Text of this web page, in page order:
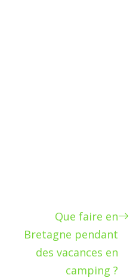
Que faire en
Bretagne pendant
des vacances en
camping ?